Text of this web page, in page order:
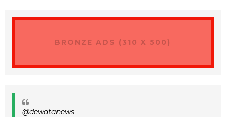
BRONZE ADS (310 X 500)
@dewatanews